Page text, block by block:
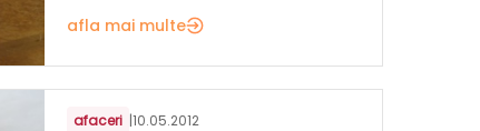
afla mai multe
afaceri |10.05.2012